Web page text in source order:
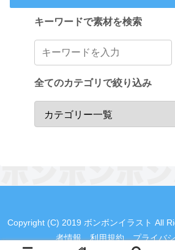
キーワードで素材を検索
全てのカテゴリで絞り込み
Copyright (C) 2019 ボンボンイラスト
者情報
利用規約 プライバ